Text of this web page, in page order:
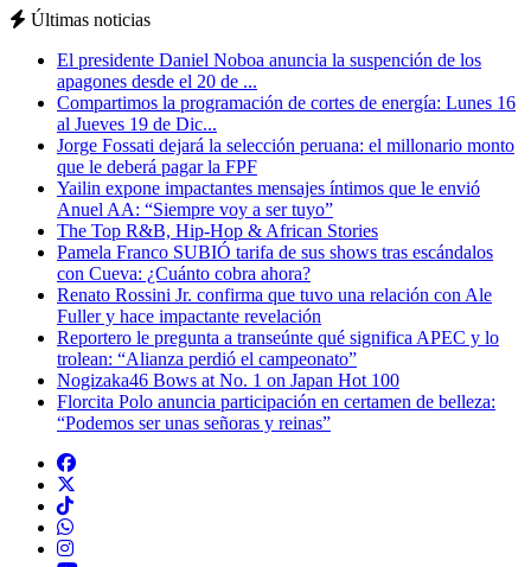
Últimas noticias
El presidente Daniel Noboa anuncia la suspención de los
apagones desde el 20 de ...
Compartimos la programación de cortes de energía: Lunes 16
al Jueves 19 de Dic...
Jorge Fossati dejará la selección peruana: el millonario monto
que le deberá pagar la FPF
Yailin expone impactantes mensajes íntimos que le envió
Anuel AA: “Siempre voy a ser tuyo”
The Top R&B, Hip-Hop & African Stories
Pamela Franco SUBIÓ tarifa de sus shows tras escándalos
con Cueva: ¿Cuánto cobra ahora?
Renato Rossini Jr. confirma que tuvo una relación con Ale
Fuller y hace impactante revelación
Reportero le pregunta a transeúnte qué significa APEC y lo
trolean: “Alianza perdió el campeonato”
Nogizaka46 Bows at No. 1 on Japan Hot 100
Florcita Polo anuncia participación en certamen de belleza:
“Podemos ser unas señoras y reinas”